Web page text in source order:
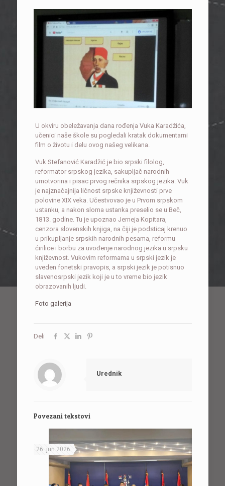
U okviru obeležavanja dana rođenja Vuka Karadžića,
učenici naše škole su pogledali kratak dokumentarni
film o životu i delu ovog našeg velikana.
Vuk Stefanović Karadžić je bio srpski filolog,
reformator srpskog jezika, sakupljač narodnih
umotvorina i pisac prvog rečnika srpskog jezika. Vuk
je najznačajnija ličnost srpske književnosti prve
polovine XIX veka. Učestvovao je u Prvom srpskom
ustanku, a nakon sloma ustanka preselio se u Beč,
1813. godine. Tu je upoznao Jerneja Kopitara,
cenzora slovenskih knjiga, na čiji je podsticaj krenuo
u prikupljanje srpskih narodnih pesama, reformu
ćirilice i borbu za uvođenje narodnog jezika u srpsku
književnost. Vukovim reformama u srpski jezik je
uveden fonetski pravopis, a srpski jezik je potisnuo
slavenosrpski jezik koji je u to vreme bio jezik
obrazovanih ljudi.
Foto galerija
Deli
Urednik
Povezani tekstovi
26. jun 2026.